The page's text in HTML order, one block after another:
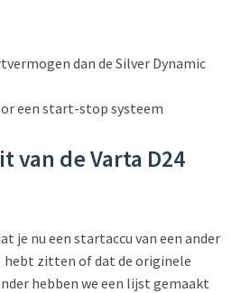
dan de Silver Dynamic
een start-stop systeem
de Varta D24
je nu een startaccu van een ander
zitten of dat de originele
hebben we een lijst gemaakt